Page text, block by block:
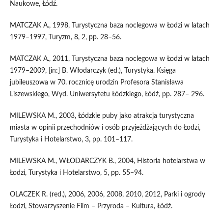
Naukowe, Łódź.
MATCZAK A., 1998, Turystyczna baza noclegowa w Łodzi w latach
1979–1997, Turyzm, 8, 2, pp. 28–56.
MATCZAK A., 2011, Turystyczna baza noclegowa w Łodzi w latach
1979–2009, [in:] B. Włodarczyk (ed.), Turystyka. Księga
jubileuszowa w 70. rocznicę urodzin Profesora Stanisława
Liszewskiego, Wyd. Uniwersytetu Łódzkiego, Łódź, pp. 287– 296.
MILEWSKA M., 2003, Łódzkie puby jako atrakcja turystyczna
miasta w opinii przechodniów i osób przyjeżdżających do Łodzi,
Turystyka i Hotelarstwo, 3, pp. 101–117.
MILEWSKA M., WŁODARCZYK B., 2004, Historia hotelarstwa w
Łodzi, Turystyka i Hotelarstwo, 5, pp. 55–94.
OLACZEK R. (red.), 2006, 2006, 2008, 2010, 2012, Parki i ogrody
Łodzi, Stowarzyszenie Film – Przyroda – Kultura, Łódź.